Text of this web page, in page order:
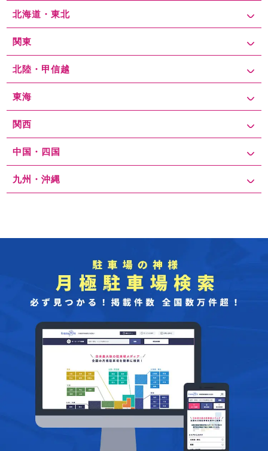
北海道・東北
関東
北陸・甲信越
東海
関西
中国・四国
九州・沖縄